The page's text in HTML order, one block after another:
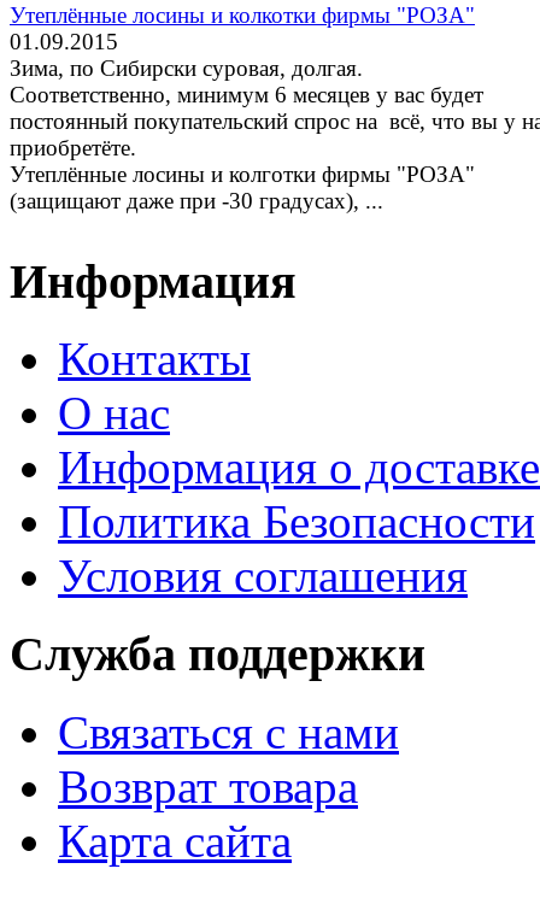
Утеплённые лосины и колкотки фирмы "РОЗА"
01.09.2015
Зима, по Сибирски суровая, долгая.
Соответственно, минимум 6 месяцев у вас будет
постоянный покупательский спрос на всё, что вы у
приобретёте.
Утеплённые лосины и колготки фирмы "РОЗА"
(защищают даже при -30 градусах), ...
Информация
Контакты
О нас
Информация о доставке
Политика Безопасности
Условия соглашения
Служба поддержки
Связаться с нами
Возврат товара
Карта сайта